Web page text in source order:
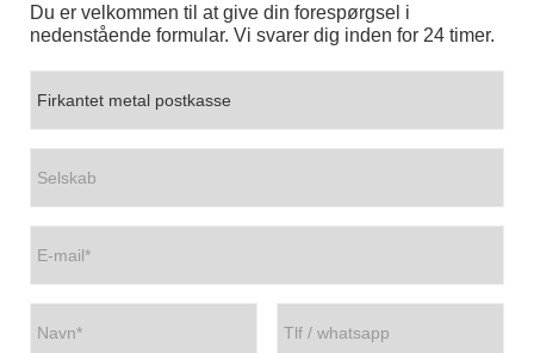
Du er velkommen til at give din forespørgsel i
nedenstående formular. Vi svarer dig inden for 24 timer.